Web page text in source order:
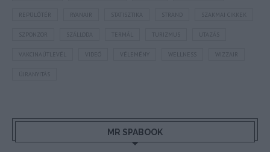
REPÜLŐTÉR STATISZTIKA STRAND SZAKMAI CIKKEK
SZPONZOR SZÁLLODA TERMÁL TURIZMUS UTAZÁS
VAKCINAÚTLEVÉL WIZZAIR
ÚJRANYITÁS
MR SPABOOK